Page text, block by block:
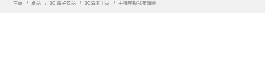
首頁 產品 3C 電子商品 3C清潔用品 手機座擦拭布鎖圈